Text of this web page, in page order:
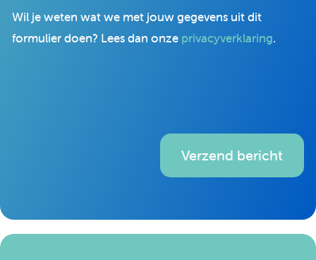
Wil je weten wat we met jouw gegevens uit dit
formulier doen? Lees dan onze privacyverklaring.
Verzend bericht